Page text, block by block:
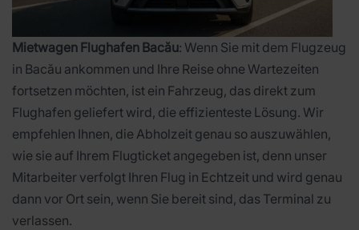
Mietwagen Flughafen Bacău: Wenn Sie mit dem Flugzeug
in Bacău ankommen und Ihre Reise ohne Wartezeiten
fortsetzen möchten, ist ein Fahrzeug, das direkt zum
Flughafen geliefert wird, die effizienteste Lösung. Wir
empfehlen Ihnen, die Abholzeit genau so auszuwählen,
wie sie auf Ihrem Flugticket angegeben ist, denn unser
Mitarbeiter verfolgt Ihren Flug in Echtzeit und wird genau
dann vor Ort sein, wenn Sie bereit sind, das Terminal zu
verlassen.